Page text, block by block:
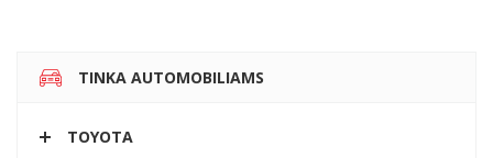
TINKA AUTOMOBILIAMS
TOYOTA